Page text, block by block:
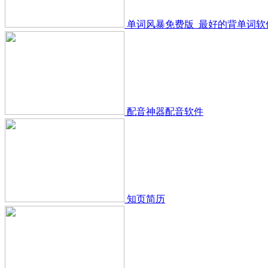
单词风暴免费版_最好的背单词软
配音神器配音软件
知页简历